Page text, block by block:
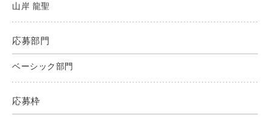
山岸 龍聖
応募部門
ベーシック部門
応募枠